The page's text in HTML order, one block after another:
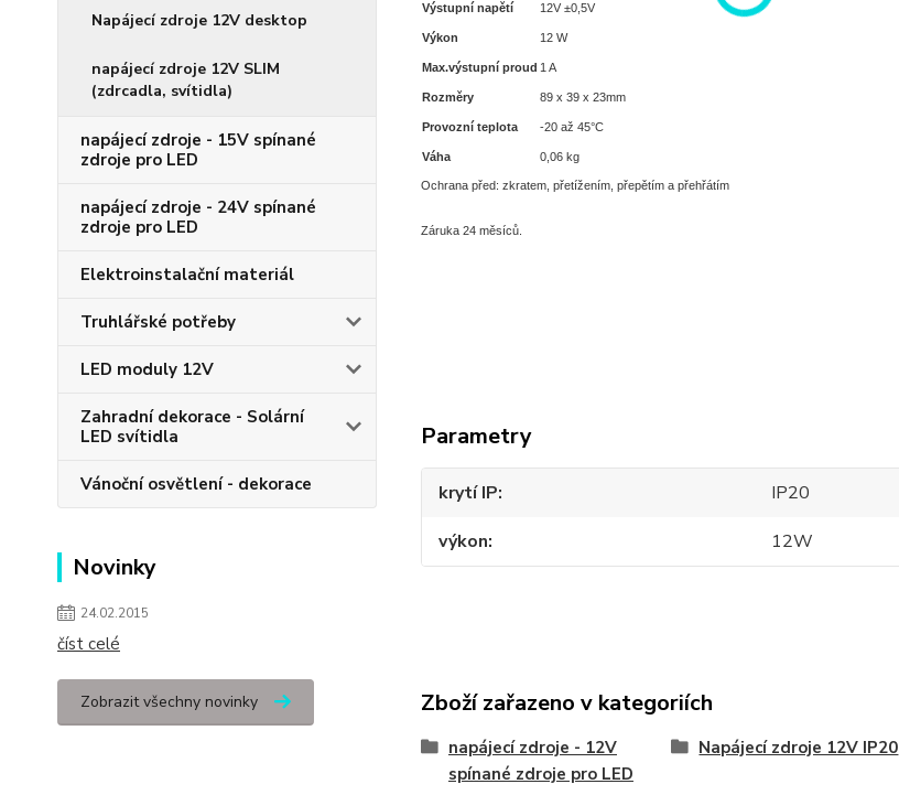
Napájecí zdroje 12V desktop
napájecí zdroje 12V SLIM
(zdrcadla, svítidla)
napájecí zdroje - 15V spínané
zdroje pro LED
napájecí zdroje - 24V spínané
zdroje pro LED
Elektroinstalační materiál
Truhlářské potřeby
LED moduly 12V
Zahradní dekorace - Solární
LED svítidla
Vánoční osvětlení - dekorace
Novinky
24.02.2015
číst celé
Zobrazit všechny novinky
Výstupní napětí 12V ±0,5V
Výkon 12 W
Max.výstupní proud 1 A
Rozměry 89 x 39 x 23mm
Provozní teplota -20 až 45°C
Váha 0,06 kg
Ochrana před: zkratem, přetížením, přepětím a přehřátím
Záruka 24 měsíců.
Parametry
krytí IP
IP20
výkon
12W
Zboží zařazeno v kategoriích
napájecí zdroje - 12V
spínané zdroje pro LED
Napájecí zdroje 12V IP20